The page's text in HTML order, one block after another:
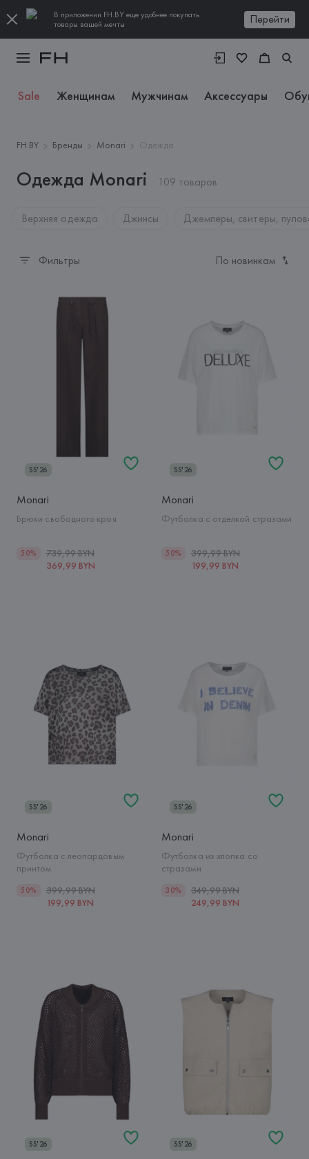
В приложении FH.BY еще удобнее покупать
товары вашей мечты
Перейти
Sale Женщинам Мужчинам Аксессуары
FH.BY Бренды Monari Одежда
Одежда Monari 109 товаров
Верхняя одежда Джинсы Джемперы, свитеры,
Фильтры По новинкам
SS'26
Monari
Брюки свободного кроя
50%
739,99 BYN
369,99 BYN
SS'26
Monari
Футболка с отделкой стразами
50%
399,99 BYN
199,99 BYN
SS'26
Monari
Футболка с леопардовым
принтом
50%
399,99 BYN
199,99 BYN
SS'26
Monari
Футболка из хлопка со
стразами
30%
349,99 BYN
249,99 BYN
SS'26 SS'26